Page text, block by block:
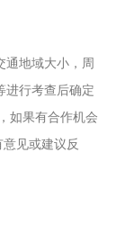
通地域大小，周
进行考查后确定
如果有合作机会
见或建议反